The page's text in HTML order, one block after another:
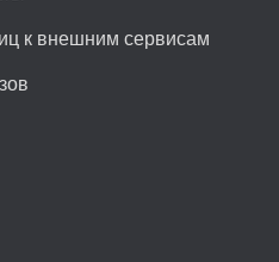
к внешним сервисам